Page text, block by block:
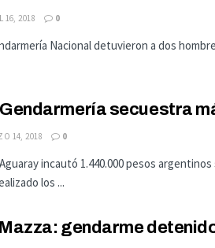
16, 2018 0
Nacional detuvieron a dos
secuestra
14, 2018 0
incautó 1.440.000 pesos
los ...
gendarme